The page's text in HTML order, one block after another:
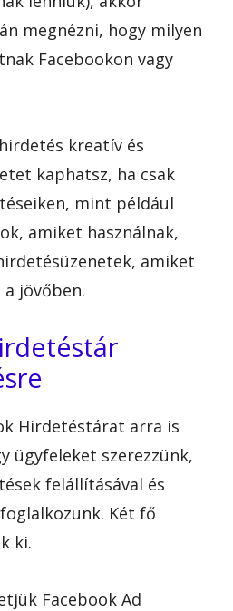
megnézni, hogy milyen
Facebookon vagy
kreatív és
kaphatsz, ha csak
mint például
amiket használnak,
amiket
jövőben.
Hirdetéstárat arra is
ügyfeleket szerezzünk,
felállításával és
Két fő
ki.
Facebook Ad